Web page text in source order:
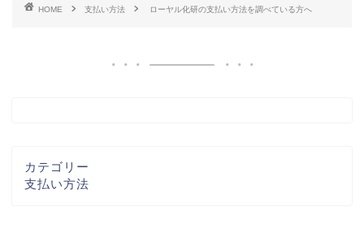
HOME 支払い方法 ローヤル化研の支払い方法を調べている方へ
カテゴリー
支払い方法